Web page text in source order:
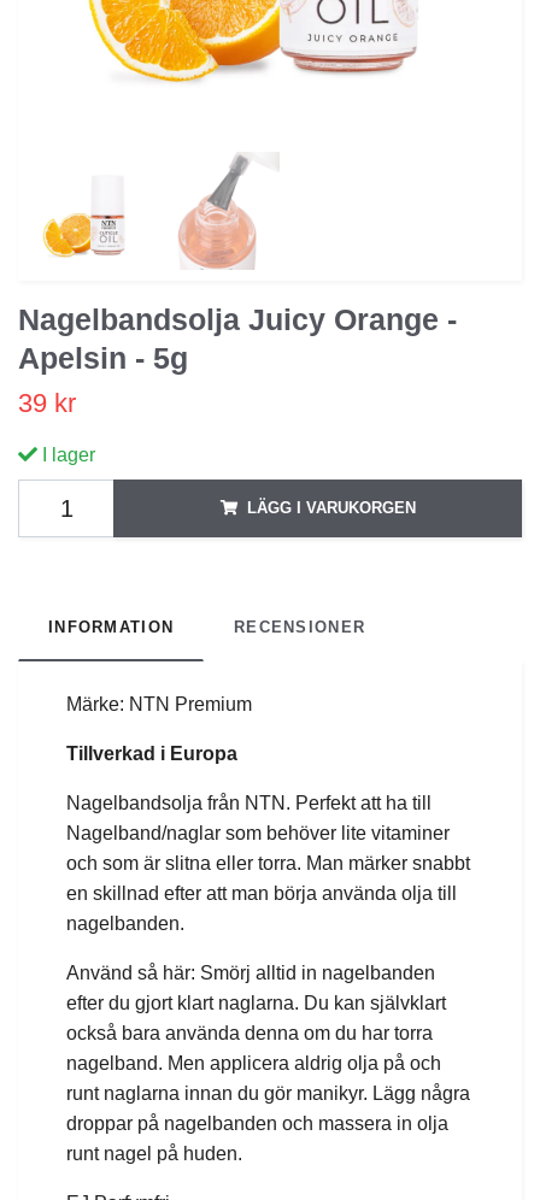
Nagelbandsolja Juicy Orange -
Apelsin - 5g
39 kr
I lager
LÄGG I VARUKORGEN
INFORMATION RECENSIONER
Märke: NTN Premium
Tillverkad i Europa
Nagelbandsolja från NTN. Perfekt att ha till
Nagelband/naglar som behöver lite vitaminer
och som är slitna eller torra. Man märker snabbt
en skillnad efter att man börja använda olja till
nagelbanden.
Använd så här: Smörj alltid in nagelbanden
efter du gjort klart naglarna. Du kan självklart
också bara använda denna om du har torra
nagelband. Men applicera aldrig olja på och
runt naglarna innan du gör manikyr. Lägg några
droppar på nagelbanden och massera in olja
runt nagel på huden.